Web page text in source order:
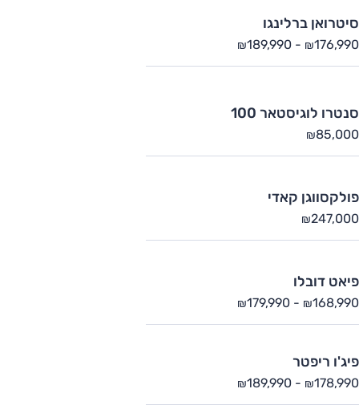
סיטרואן ברלינגו
₪176,990
-
₪189,990
סנטרו לוגיסטאר 100
₪85,000
פולקסווגן קאדי
₪247,000
פיאט דובלו
₪168,990
-
₪179,990
פיג'ו ריפטר
₪178,990
-
₪189,990